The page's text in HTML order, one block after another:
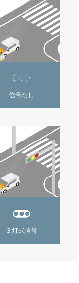
信号なし
３灯式信号